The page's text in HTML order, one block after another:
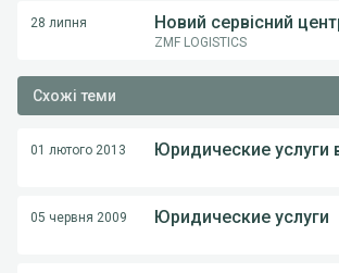
28 липня
ZMF LOGISTICS
Схожі теми
01 лютого 2013
05 червня 2009 Юридические услуги